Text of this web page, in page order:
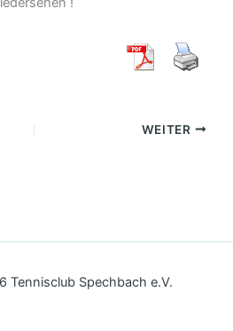
WEITER
Tennisclub Spechbach e.V.